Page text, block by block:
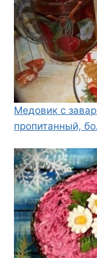
Медовик с
пропитанный,